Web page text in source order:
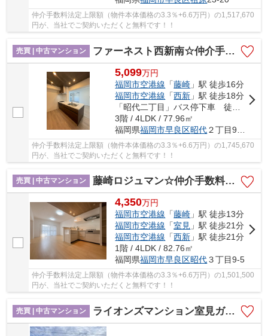
仲介手数料法定上限額（物件本体価格の3.3％+6.6万円）の1,517,670
円が、当社でご契約いただくと無料です！！
売買 | 中古マンション ファーネスト西新南☆仲介手数料無料☆
5,099万円
福岡市空港線 「藤崎 」駅 徒歩16分
福岡市空港線 「西新 」駅 徒歩18分
3階 / 4LDK / 77.96㎡
福岡県福岡市早良区昭代２丁目9-13
仲介手数料法定上限額（物件本体価格の3.3％+6.6万円）の1,745,670
円が、当社でご契約いただくと無料です！！
売買 | 中古マンション 藤崎ロジュマン☆仲介手数料無料☆
4,350万円
福岡市空港線 「藤崎 」駅 徒歩13分
福岡市空港線 「室見 」駅 徒歩21分
福岡市空港線 「西新 」駅 徒歩21分
1階 / 4LDK / 82.76㎡
福岡県福岡市早良区昭代３丁目9-5
仲介手数料法定上限額（物件本体価格の3.3％+6.6万円）の1,501,500
円が、当社でご契約いただくと無料です！！
売買 | 中古マンション ライオンズマンション室見ガーデン☆仲介手数料無料☆